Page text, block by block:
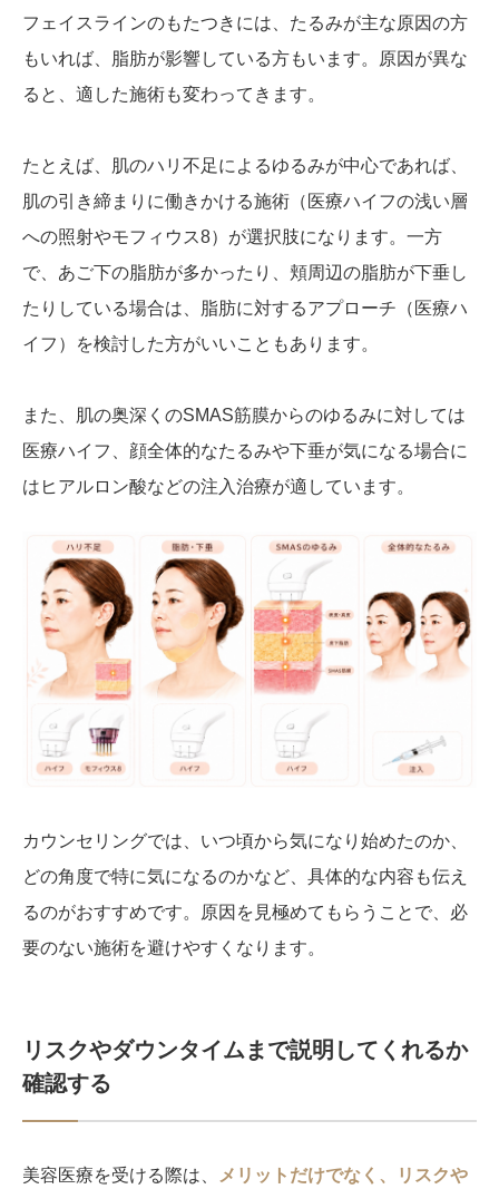
フェイスラインのもたつきには、たるみが主な原因の方
もいれば、脂肪が影響している方もいます。原因が異な
ると、適した施術も変わってきます。
たとえば、肌のハリ不足によるゆるみが中心であれば、
肌の引き締まりに働きかける施術（医療ハイフの浅い層
への照射やモフィウス8）が選択肢になります。一方
で、あご下の脂肪が多かったり、頬周辺の脂肪が下垂し
たりしている場合は、脂肪に対するアプローチ（医療ハ
イフ）を検討した方がいいこともあります。
また、肌の奥深くのSMAS筋膜からのゆるみに対しては
医療ハイフ、顔全体的なたるみや下垂が気になる場合に
はヒアルロン酸などの注入治療が適しています。
カウンセリングでは、いつ頃から気になり始めたのか、
どの角度で特に気になるのかなど、具体的な内容も伝え
るのがおすすめです。原因を見極めてもらうことで、必
要のない施術を避けやすくなります。
リスクやダウンタイムまで説明してくれるか
確認する
美容医療を受ける際は、 メリットだけでなく、リスクや